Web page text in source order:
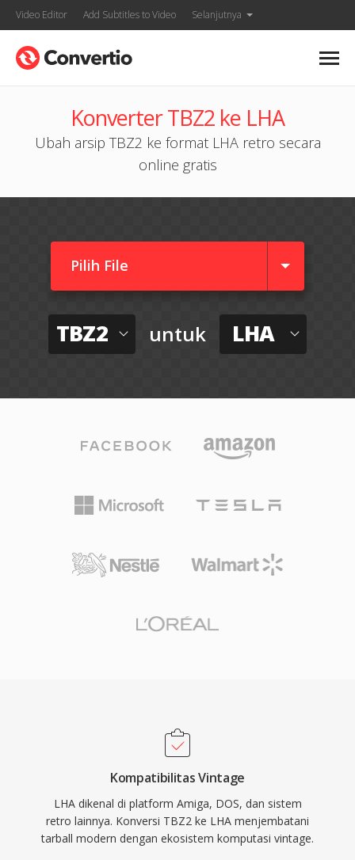
Video Editor Add Subtitles to Video Selanjutnya
Konverter TBZ2 ke LHA
Ubah arsip TBZ2 ke format LHA retro secara
online gratis
Pilih File
TBZ2 untuk LHA
Kompatibilitas Vintage
LHA dikenal di platform Amiga, DOS, dan sistem
retro lainnya. Konversi TBZ2 ke LHA menjembatani
tarball modern dengan ekosistem komputasi vintage.